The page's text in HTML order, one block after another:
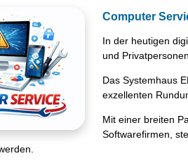
Computer
In der heutigen
und
Das Systemhaus
exzellenten
Mit einer breiten
Softwarefirmen,